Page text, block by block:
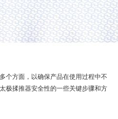
个方面，以确保产品在使用过程中不
极揉推器安全性的一些关键步骤和方